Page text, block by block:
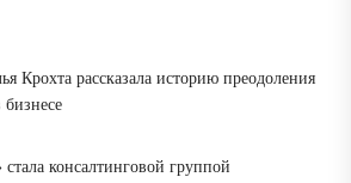
Крохта рассказала историю преодоления
бизнесе
консалтинговой группой